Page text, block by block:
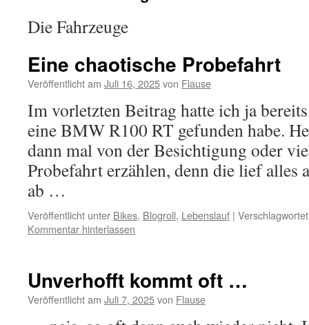
Die Fahrzeuge
Eine chaotische Probefahrt
Veröffentlicht am Juli 16, 2025von Flause
Im vorletzten Beitrag hatte ich ja
eine BMW R100 RT gefunden habe.
dann mal von der Besichtigung oder
Probefahrt erzählen, denn die lief alles
ab …
Veröffentlicht unter Bikes, Blogroll, Lebenslauf |
Kommentar hinterlassen
Unverhofft kommt oft …
Veröffentlicht am Juli 7, 2025von Flause